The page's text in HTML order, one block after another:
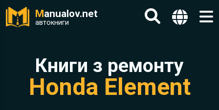
Manualov.net
автокниги
Книги з ремонту
Honda Element